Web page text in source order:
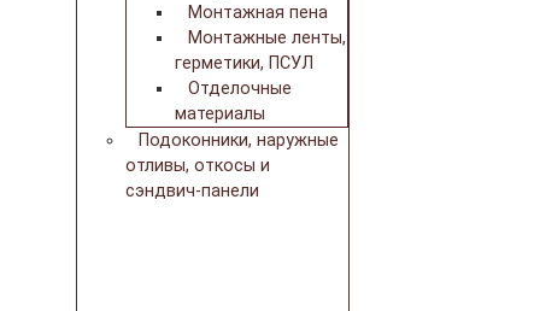
Монтажная пена
Монтажные ленты,
герметики, ПСУЛ
Отделочные
материалы
Подоконники, наружные
отливы, откосы и
сэндвич-панели